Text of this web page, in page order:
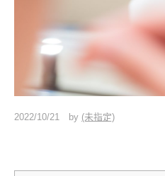
2022/10/21 by (未指定)